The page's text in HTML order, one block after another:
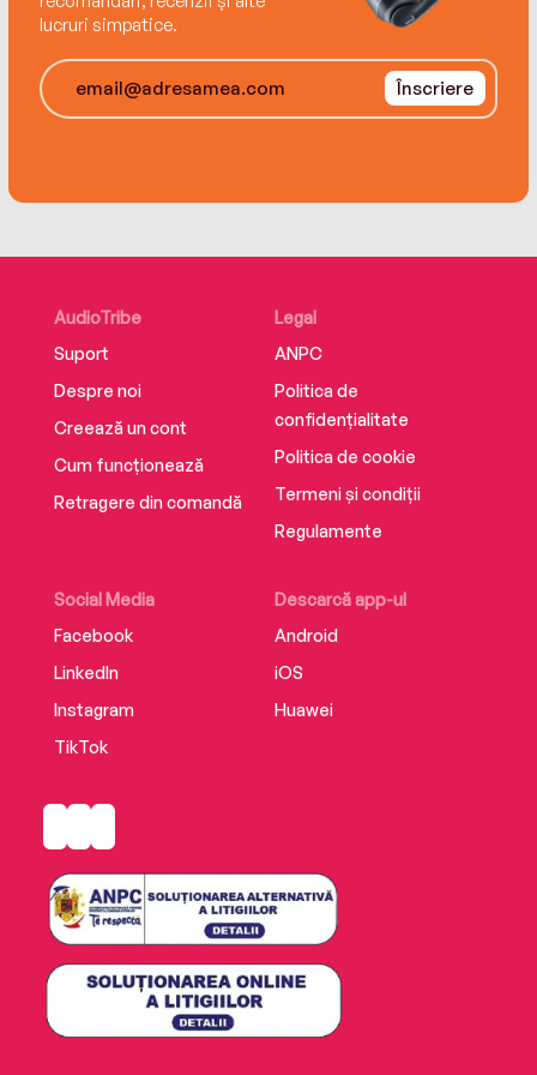
lucruri simpatice.
Înscriere
AudioTribe
Suport
Despre noi
Creează un cont
Cum funcționează
Retragere din comandă
Social Media
Facebook
LinkedIn
Instagram
TikTok
Descarcă app-ul
Android
iOS
Huawei
Legal
ANPC
Politica de
confidențialitate
Politica de cookie
Termeni și condiții
Regulamente